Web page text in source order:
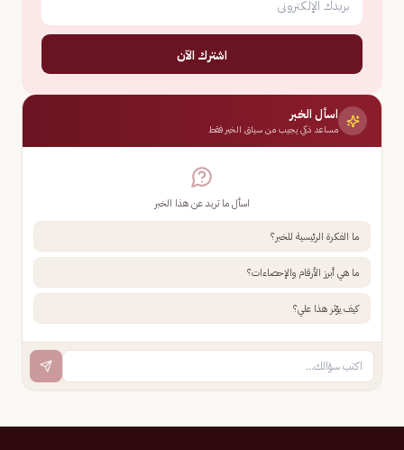
اشترك الآن
اسأل الخبر
مساعد ذكي يجيب من سياق الخبر فقط
اسأل ما تريد عن هذا الخبر
ما الفكرة الرئيسية للخبر؟
ما هي أبرز الأرقام والإحصاءات؟
كيف يؤثر هذا علي؟